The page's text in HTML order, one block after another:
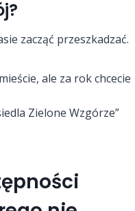
zacząć przeszkadzać.
ale za rok chcecie
Zielone Wzgórze”